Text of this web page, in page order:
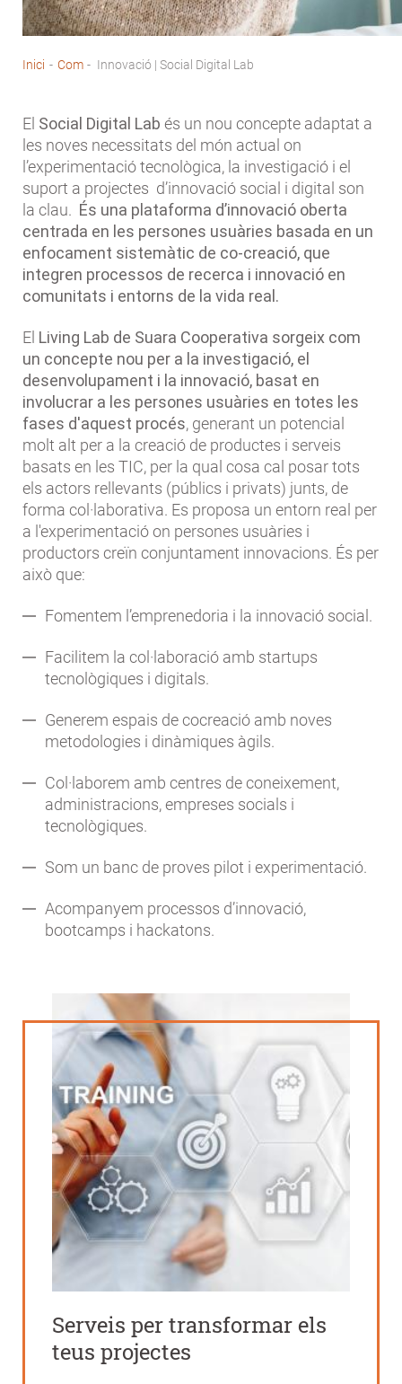
d'Ariadna
Inici - Com - Innovació | Social Digital Lab
El Social Digital Lab és un nou concepte adaptat a
les noves necessitats del món actual on
l’experimentació tecnològica, la investigació i el
suport a projectes d’innovació social i digital son
la clau. És una plataforma d’innovació oberta
centrada en les persones usuàries basada en un
enfocament sistemàtic de co-creació, que
integren processos de recerca i innovació en
comunitats i entorns de la vida real.
El Living Lab de Suara Cooperativa sorgeix com
un concepte nou per a la investigació, el
desenvolupament i la innovació, basat en
involucrar a les persones usuàries en totes les
fases d'aquest procés, generant un potencial
molt alt per a la creació de productes i serveis
basats en les TIC, per la qual cosa cal posar tots
els actors rellevants (públics i privats) junts, de
forma col·laborativa. Es proposa un entorn real per
a l'experimentació on persones usuàries i
productors creïn conjuntament innovacions. És per
això que:
Fomentem l’emprenedoria i la innovació social.
Facilitem la col·laboració amb startups
tecnològiques i digitals.
Generem espais de cocreació amb noves
metodologies i dinàmiques àgils.
Col·laborem amb centres de coneixement,
administracions, empreses socials i
tecnològiques.
Som un banc de proves pilot i experimentació.
Acompanyem processos d’innovació,
bootcamps i hackatons.
Serveis per transformar els
teus projectes